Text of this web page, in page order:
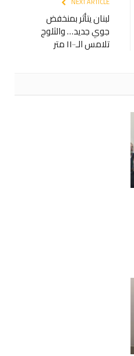
لبنان يتأثر بمنخفض
جوي جديد… والثلوج
تلامس الـ١١٠٠ متر